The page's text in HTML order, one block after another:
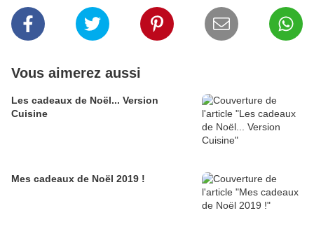
Vous aimerez aussi
Les cadeaux de Noël... Version
Cuisine
Mes cadeaux de Noël 2019 !